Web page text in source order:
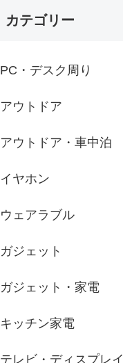
カテゴリー
PC・デスク周り
アウトドア
アウトドア・車中泊
イヤホン
ウェアラブル
ガジェット
ガジェット・家電
キッチン家電
テレビ・ディスプレイ